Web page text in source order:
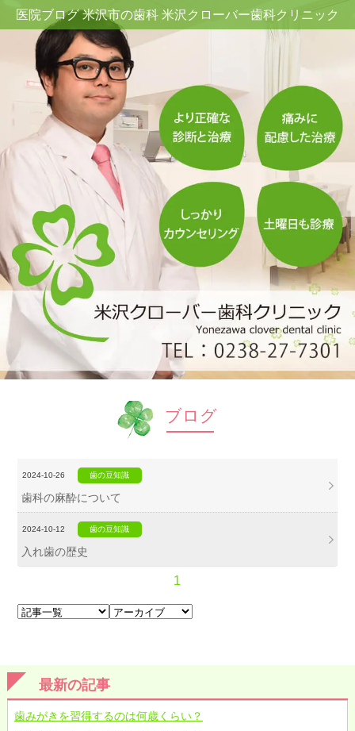
医院ブログ 米沢市の歯科 米沢クローバー歯科クリニック
ブログ
2024-10-26 歯の豆知識
歯科の麻酔について
2024-10-12 歯の豆知識
入れ歯の歴史
1
最新の記事
歯みがきを習得するのは何歳くらい？